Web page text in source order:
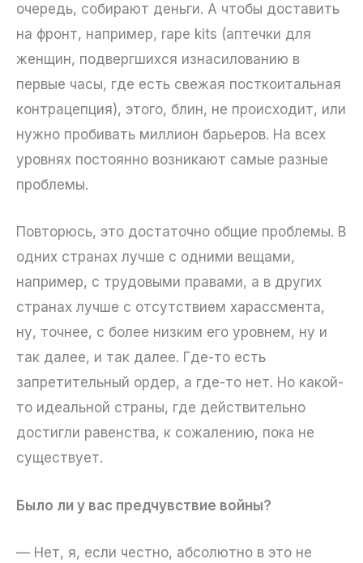
очередь, собирают деньги. А чтобы доставить
на фронт, например, rape kits (аптечки для
женщин, подвергшихся изнасилованию в
первые часы, где есть свежая посткоитальная
контрацепция), этого, блин, не происходит, или
нужно пробивать миллион барьеров. На всех
уровнях постоянно возникают самые разные
проблемы.
Повторюсь, это достаточно общие проблемы. В
одних странах лучше с одними вещами,
например, с трудовыми правами, а в других
странах лучше с отсутствием харассмента,
ну, точнее, с более низким его уровнем, ну и
так далее, и так далее. Где-то есть
запретительный ордер, а где-то нет. Но какой-
то идеальной страны, где действительно
достигли равенства, к сожалению, пока не
существует.
Было ли у вас предчувствие войны?
— Нет, я, если честно, абсолютно в это не